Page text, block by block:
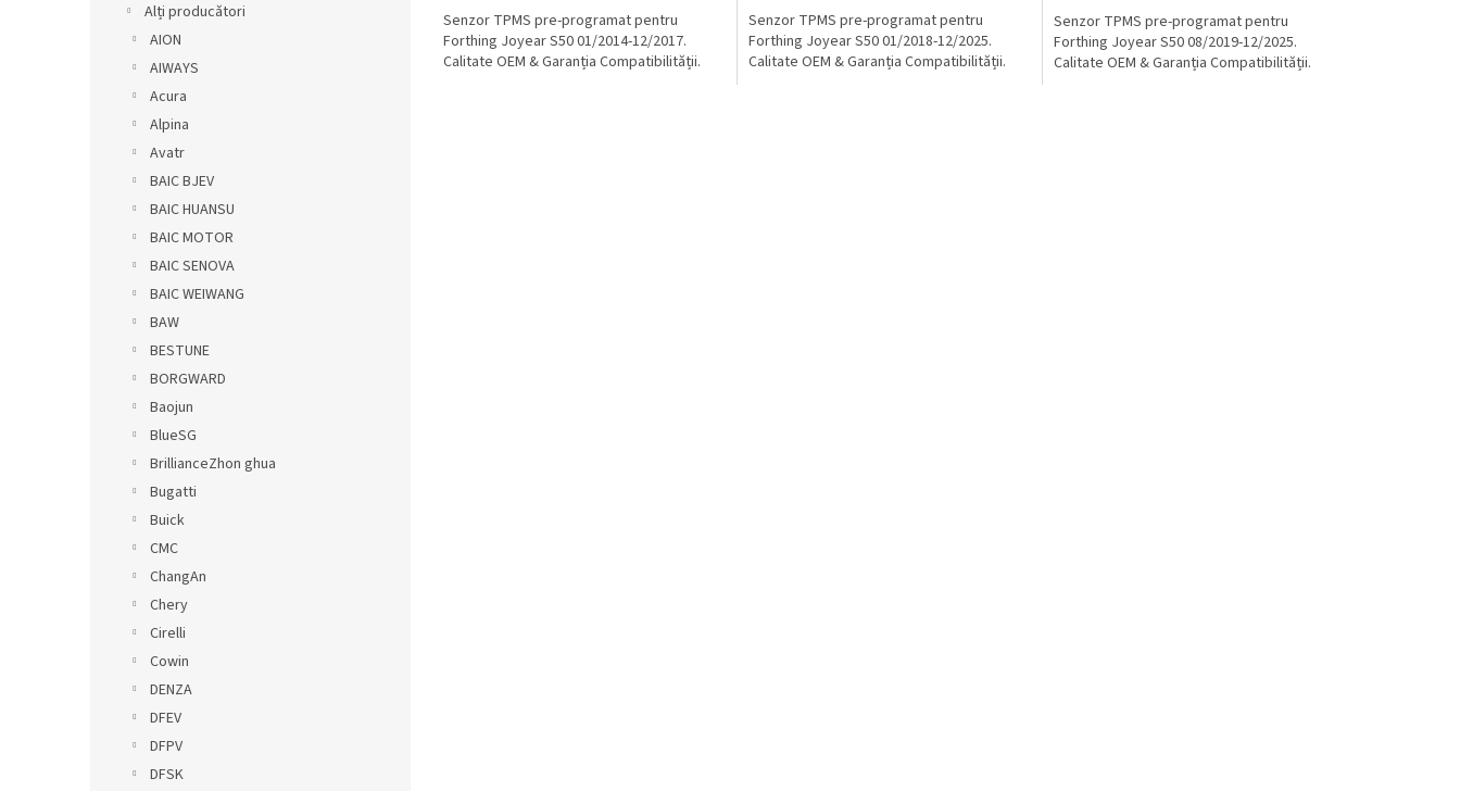
Alți producători
AION
AIWAYS
Acura
Alpina
Avatr
BAIC BJEV
BAIC HUANSU
BAIC MOTOR
BAIC SENOVA
BAIC WEIWANG
BAW
BESTUNE
BORGWARD
Baojun
BlueSG
BrillianceZhon ghua
Bugatti
Buick
CMC
ChangAn
Chery
Cirelli
Cowin
DENZA
DFEV
DFPV
DFSK
Senzor TPMS pre-programat pentru
Forthing Joyear S50 01/2014-12/2017.
Calitate OEM & Garanția Compatibilității.
Senzor TPMS pre-programat pentru
Forthing Joyear S50 01/2018-12/2025.
Calitate OEM & Garanția Compatibilității.
Senzor TPMS pre-programat pentru
Forthing Joyear S50 08/2019-12/2025.
Calitate OEM & Garanția Compatibilității.